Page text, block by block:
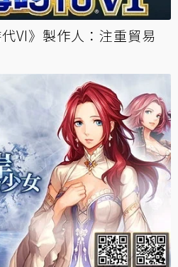
VI》製作人：注重貿易